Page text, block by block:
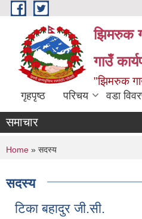
Skip to main content
झिमरुक
गाउँ
"झिमरुक
गृहपृष्ठ परिचय वडा
समाचार
You are here
Home » सदस्य
सदस्य
टिका बहादुर जी.सी.